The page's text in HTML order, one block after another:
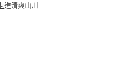
進清爽山川